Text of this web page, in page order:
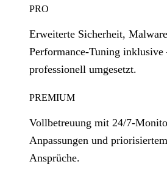
PRO
Erweiterte Sicherheit,
Performance‑Tuning inklusive
professionell umgesetzt.
PREMIUM
Vollbetreuung mit 24/
Anpassungen und
Ansprüche.